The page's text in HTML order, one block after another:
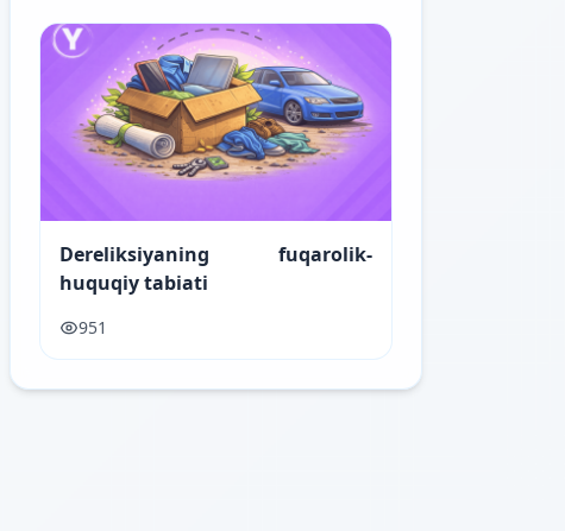
Dereliksiyaning fuqarolik-
huquqiy tabiati
951